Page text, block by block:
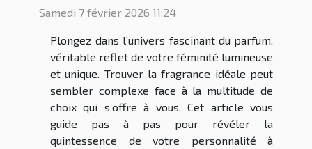
Samedi 7 février 2026 11:24
Plongez dans l’univers fascinant du parfum,
véritable reflet de votre féminité lumineuse
et unique. Trouver la fragrance idéale peut
sembler complexe face à la multitude de
choix qui s’offre à vous. Cet article vous
guide pas à pas pour révéler la
quintessence de votre personnalité à